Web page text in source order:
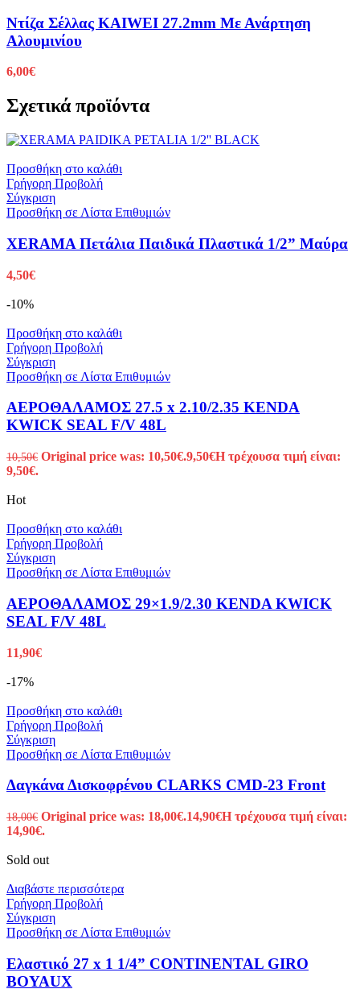
Ντίζα Σέλλας KAIWEI 27.2mm Με Ανάρτηση
Αλουμινίου
6,00€
Σχετικά προϊόντα
Προσθήκη στο καλάθι
Γρήγορη Προβολή
Σύγκριση
Προσθήκη σε Λίστα Επιθυμιών
XERAMA Πετάλια Παιδικά Πλαστικά 1/2” Μαύρα
4,50€
-10%
Προσθήκη στο καλάθι
Γρήγορη Προβολή
Σύγκριση
Προσθήκη σε Λίστα Επιθυμιών
ΑΕΡΟΘΑΛΑΜΟΣ 27.5 x 2.10/2.35 KENDA
KWICK SEAL F/V 48L
10,50€ Original price was: 10,50€.9,50€Η τρέχουσα τιμή είναι:
9,50€.
Hot
Προσθήκη στο καλάθι
Γρήγορη Προβολή
Σύγκριση
Προσθήκη σε Λίστα Επιθυμιών
ΑΕΡΟΘΑΛΑΜΟΣ 29×1.9/2.30 KENDA KWICK
SEAL F/V 48L
11,90€
-17%
Προσθήκη στο καλάθι
Γρήγορη Προβολή
Σύγκριση
Προσθήκη σε Λίστα Επιθυμιών
Δαγκάνα Δισκοφρένου CLARKS CMD-23 Front
18,00€ Original price was: 18,00€.14,90€Η τρέχουσα τιμή είναι:
14,90€.
Sold out
Διαβάστε περισσότερα
Γρήγορη Προβολή
Σύγκριση
Προσθήκη σε Λίστα Επιθυμιών
Ελαστικό 27 x 1 1/4” CONTINENTAL GIRO
BOYAUX